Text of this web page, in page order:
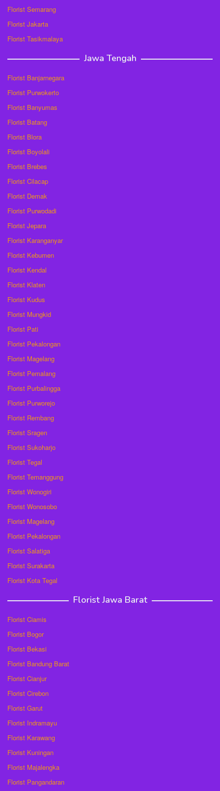
Florist Semarang
Florist Jakarta
Florist Tasikmalaya
Jawa Tengah
Florist Banjarnegara
Florist Purwokerto
Florist Banyumas
Florist Batang
Florist Blora
Florist Boyolali
Florist Brebes
Florist Cilacap
Florist Demak
Florist Purwodadi
Florist Jepara
Florist Karanganyar
Florist Kebumen
Florist Kendal
Florist Klaten
Florist Kudus
Florist Mungkid
Florist Pati
Florist Pekalongan
Florist Magelang
Florist Pemalang
Florist Purbalingga
Florist Purworejo
Florist Rembang
Florist Sragen
Florist Sukoharjo
Florist Tegal
Florist Temanggung
Florist Wonogiri
Florist Wonosobo
Florist Magelang
Florist Pekalongan
Florist Salatiga
Florist Surakarta
Florist Kota Tegal
Florist Jawa Barat
Florist Ciamis
Florist Bogor
Florist Bekasi
Florist Bandung Barat
Florist Cianjur
Florist Cirebon
Florist Garut
Florist Indramayu
Florist Karawang
Florist Kuningan
Florist Majalengka
Florist Pangandaran